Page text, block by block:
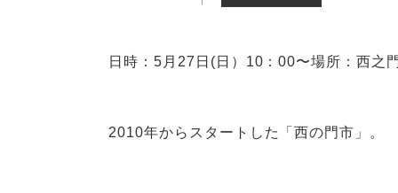
日時：5月27日(日）10：00〜場所：西之
2010年からスタートした「西の門市」。